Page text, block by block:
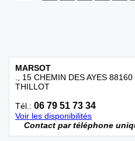
MARSOT
., 15 CHEMIN DES AYES
THILLOT
Tél.: 06 79 51 73 34
Voir les disponibilités
Contact par téléphone